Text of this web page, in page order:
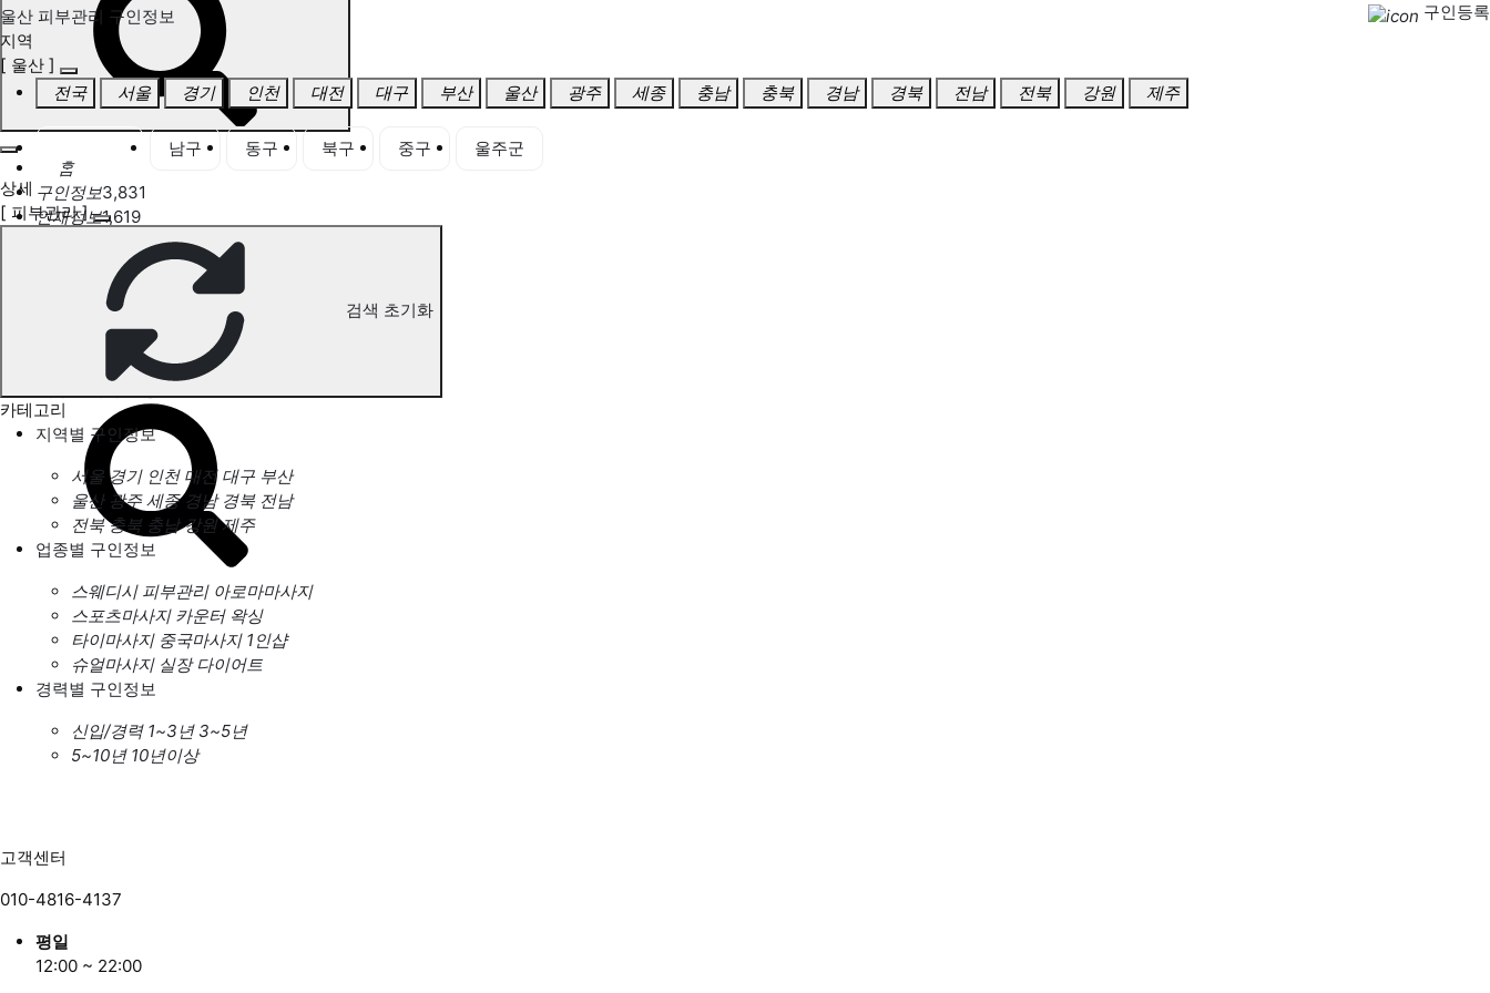
홈
구인정보3,831
인재정보1,619
고객센터
전국업체정보 마사지가이드
업체 서비스 관리
개인 서비스 관리
울산 피부관리 구인정보
구인등록
지역
[ 울산 ]
전국
서울 경기 인천 대전 대구 부산 울산 광주 세종 충남 충북 경남 경북 전남 전북 강원 제주
남구 동구 북구 중구
울주군
상세
[ 피부관리 ]
검색 초기화
카테고리
지역별 구인정보
서울 경기 인천 대전 대구 부산
울산 광주 세종 경남 경북 전남
전북 충북 충남 강원 제주
업종별 구인정보
스웨디시 피부관리 아로마마사지
스포츠마사지 카운터 왁싱
타이마사지 중국마사지 1인샵
슈얼마사지 실장 다이어트
경력별 구인정보
신입/경력 1~3년 3~5년
5~10년 10년이상
고객센터
010-4816-4137
평일
12:00 ~ 22:00